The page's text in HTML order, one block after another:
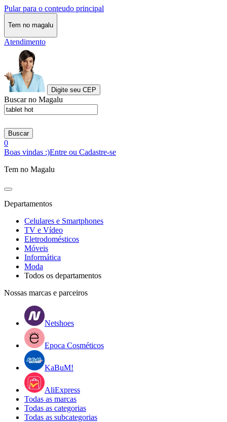
Pular para o conteudo principal
Tem no magalu
Atendimento
Digite seu CEP
Buscar no Magalu
Buscar
0
Boas vindas :)Entre ou Cadastre-se
Tem no Magalu
Departamentos
Celulares e Smartphones
TV e Vídeo
Eletrodomésticos
Móveis
Informática
Moda
Todos os departamentos
Nossas marcas e parceiros
Netshoes
Epoca Cosméticos
KaBuM!
AliExpress
Todas as marcas
Todas as categorias
Todas as subcategorias